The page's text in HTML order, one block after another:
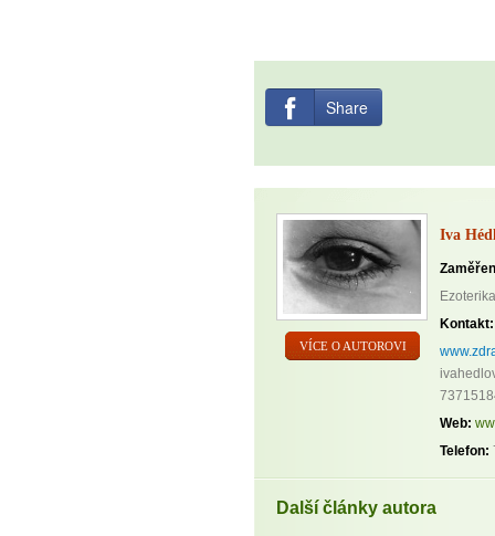
Share
VÍCE O AUTOROVI
Iva
Kontakt:
Web:
Telefon:
Další články autora